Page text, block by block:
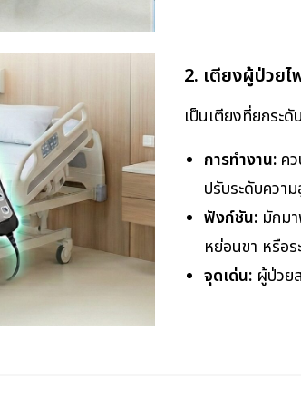
2. เตียงผู้ป่วย
เป็นเตียงที่ยกระ
การทำงาน:คว
ปรับระดับควา
ฟังก์ชัน:มักมา
หย่อนขา หรือ
จุดเด่น:ผู้ป่วยส